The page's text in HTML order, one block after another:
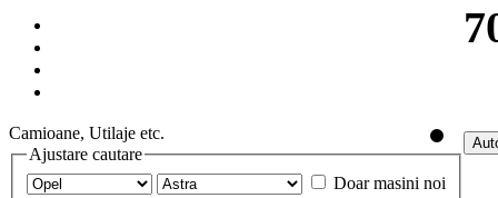
Camioane, Utilaje etc.
Ajustare cautare
Doar masini noi